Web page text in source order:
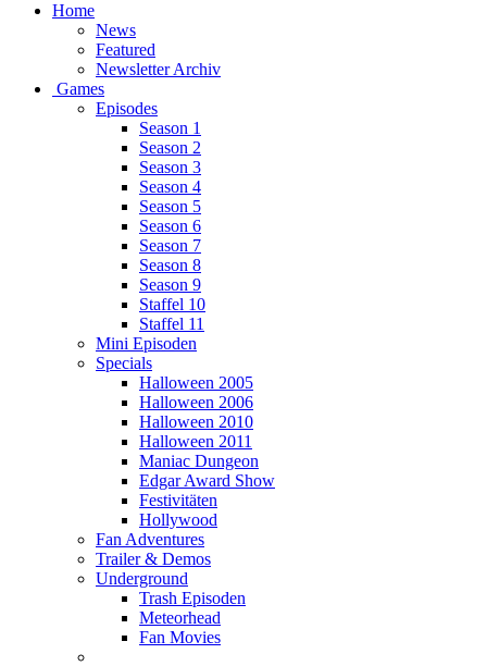
Home
News
Featured
Newsletter Archiv
Games
Episodes
Season 1
Season 2
Season 3
Season 4
Season 5
Season 6
Season 7
Season 8
Season 9
Staffel 10
Staffel 11
Mini Episoden
Specials
Halloween 2005
Halloween 2006
Halloween 2010
Halloween 2011
Maniac Dungeon
Edgar Award Show
Festivitäten
Hollywood
Fan Adventures
Trailer & Demos
Underground
Trash Episoden
Meteorhead
Fan Movies